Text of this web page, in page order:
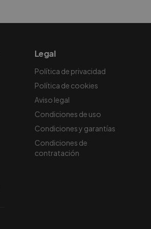
Legal
Política de privacidad
Política de cookies
Aviso legal
Condiciones de uso
Condiciones y garantías
Condiciones de
contratación